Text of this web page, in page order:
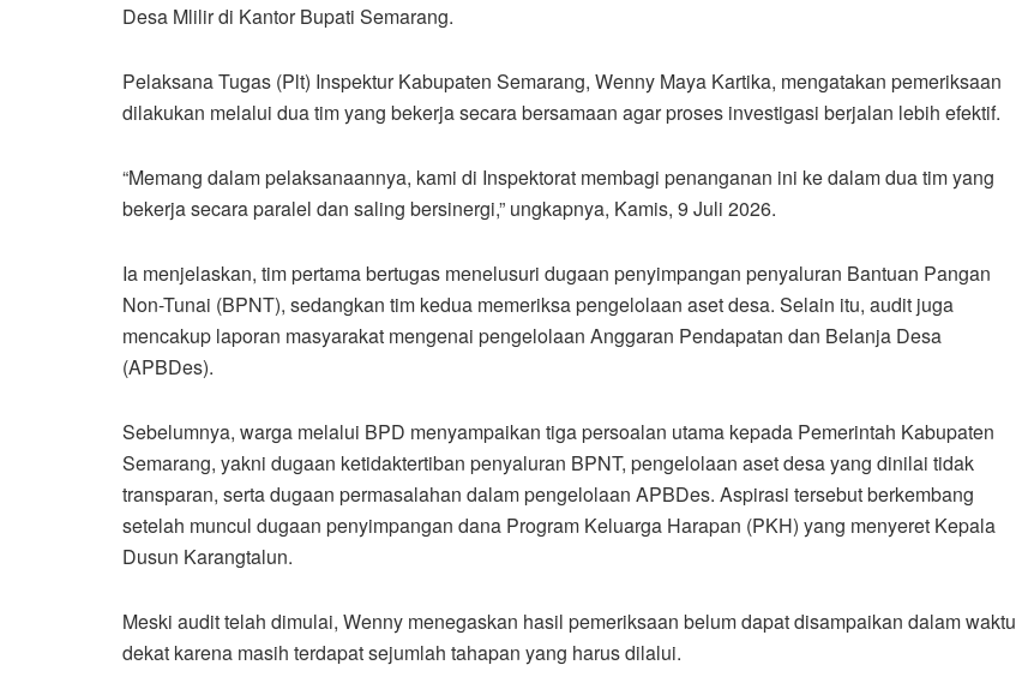
Desa Mlilir di Kantor Bupati Semarang.
Pelaksana Tugas (Plt) Inspektur Kabupaten Semarang, Wenny Maya Kartika, mengatakan pemeriksaan
dilakukan melalui dua tim yang bekerja secara bersamaan agar proses investigasi berjalan lebih efektif.
“Memang dalam pelaksanaannya, kami di Inspektorat membagi penanganan ini ke dalam dua tim yang
bekerja secara paralel dan saling bersinergi,” ungkapnya, Kamis, 9 Juli 2026.
Ia menjelaskan, tim pertama bertugas menelusuri dugaan penyimpangan penyaluran Bantuan Pangan
Non-Tunai (BPNT), sedangkan tim kedua memeriksa pengelolaan aset desa. Selain itu, audit juga
mencakup laporan masyarakat mengenai pengelolaan Anggaran Pendapatan dan Belanja Desa
(APBDes).
Sebelumnya, warga melalui BPD menyampaikan tiga persoalan utama kepada Pemerintah Kabupaten
Semarang, yakni dugaan ketidaktertiban penyaluran BPNT, pengelolaan aset desa yang dinilai tidak
transparan, serta dugaan permasalahan dalam pengelolaan APBDes. Aspirasi tersebut berkembang
setelah muncul dugaan penyimpangan dana Program Keluarga Harapan (PKH) yang menyeret Kepala
Dusun Karangtalun.
Meski audit telah dimulai, Wenny menegaskan hasil pemeriksaan belum dapat disampaikan dalam waktu
dekat karena masih terdapat sejumlah tahapan yang harus dilalui.